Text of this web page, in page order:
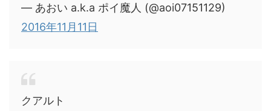
— あおい a.k.a ポイ魔人 (@aoi07151129)
2016年11月11日
クアルト